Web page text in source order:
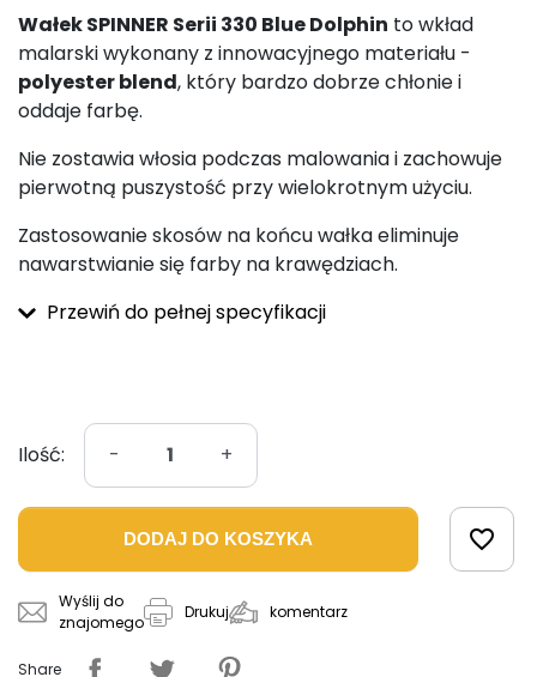
Wałek SPINNER Serii 330 Blue Dolphin to wkład
malarski wykonany z innowacyjnego materiału -
polyester blend, który bardzo dobrze chłonie i
oddaje farbę.
Nie zostawia włosia podczas malowania i zachowuje
pierwotną puszystość przy wielokrotnym użyciu.
Zastosowanie skosów na końcu wałka eliminuje
nawarstwianie się farby na krawędziach.
Przewiń do pełnej specyfikacji
Ilość: - +
DODAJ DO KOSZYKA favorite_border
Wyślij do
znajomego
Drukuj komentarz
Share